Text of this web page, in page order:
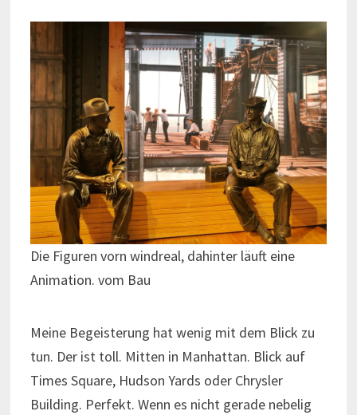
Die Figuren vorn windreal, dahinter läuft eine
Animation. vom Bau
Meine Begeisterung hat wenig mit dem Blick zu
tun. Der ist toll. Mitten in Manhattan. Blick auf
Times Square, Hudson Yards oder Chrysler
Building. Perfekt. Wenn es nicht gerade nebelig